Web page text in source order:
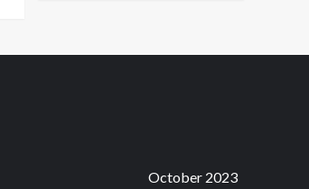
October 2023